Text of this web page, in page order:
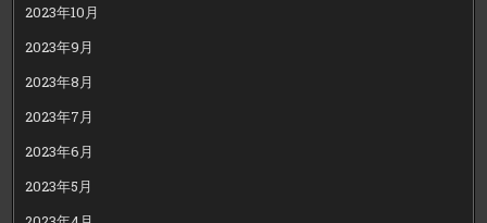
2023年10月
2023年9月
2023年8月
2023年7月
2023年6月
2023年5月